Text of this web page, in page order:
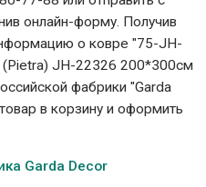
онлайн-форму. Получив
о ковре "75-JH-
JH-22326 200*300см
фабрики "Garda
в корзину и оформить
Garda Decor